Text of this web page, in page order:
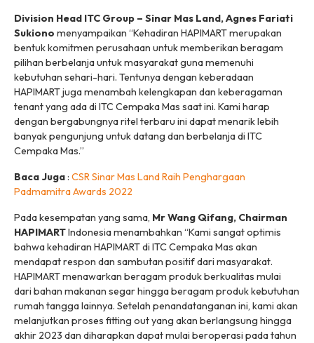
Division Head ITC Group – Sinar Mas Land, Agnes Fariati
Sukiono menyampaikan “Kehadiran HAPIMART merupakan
bentuk komitmen perusahaan untuk memberikan beragam
pilihan berbelanja untuk masyarakat guna memenuhi
kebutuhan sehari-hari. Tentunya dengan keberadaan
HAPIMART juga menambah kelengkapan dan keberagaman
tenant yang ada di ITC Cempaka Mas saat ini. Kami harap
dengan bergabungnya ritel terbaru ini dapat menarik lebih
banyak pengunjung untuk datang dan berbelanja di ITC
Cempaka Mas.”
Baca Juga: CSR Sinar Mas Land Raih Penghargaan
Padmamitra Awards 2022
Pada kesempatan yang sama, Mr Wang Qifang, Chairman
HAPIMARTIndonesia menambahkan “Kami sangat optimis
bahwa kehadiran HAPIMART di ITC Cempaka Mas akan
mendapat respon dan sambutan positif dari masyarakat.
HAPIMART menawarkan beragam produk berkualitas mulai
dari bahan makanan segar hingga beragam produk kebutuhan
rumah tangga lainnya. Setelah penandatanganan ini, kami akan
melanjutkan proses fitting out yang akan berlangsung hingga
akhir 2023 dan diharapkan dapat mulai beroperasi pada tahun